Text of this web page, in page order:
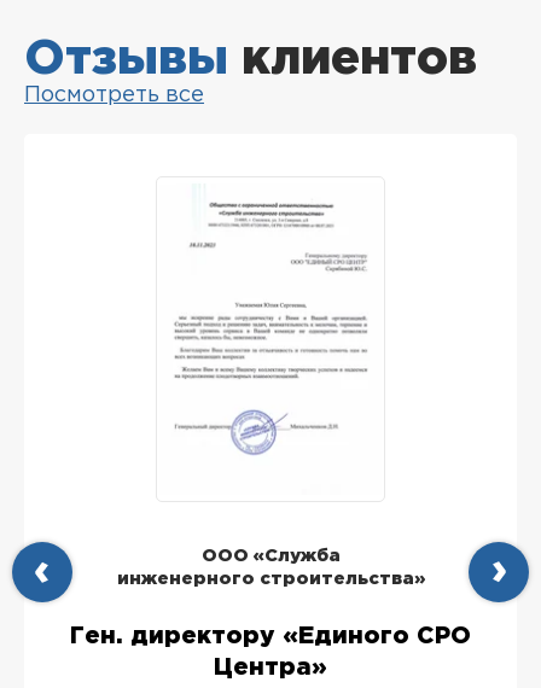
Отзывы клиентов
Посмотреть все
ООО «Служба
инженерного строительства»
Ген. директору «Единого СРО
Центра»